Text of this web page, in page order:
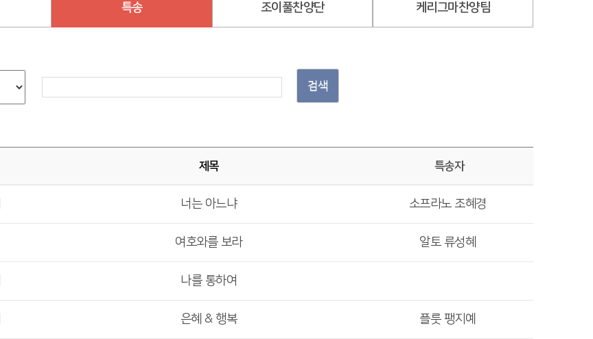
특송 조이풀찬양단 케리그마찬양팀
검색
제목 특송자
너는 아느냐 소프라노 조혜경
여호와를 보라 알토 류성혜
나를 통하여
은혜 & 행복 플룻 팽지예